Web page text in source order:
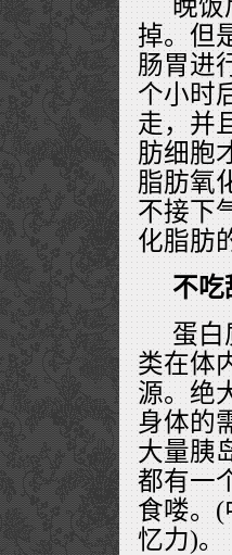
晚
掉。但
肠胃进
个小时
走，并
肪细胞
脂肪氧
不接下
化脂肪
不吃
蛋白
类在体
源。绝
身体的
大量胰
都有一
食喽。
忆力)。